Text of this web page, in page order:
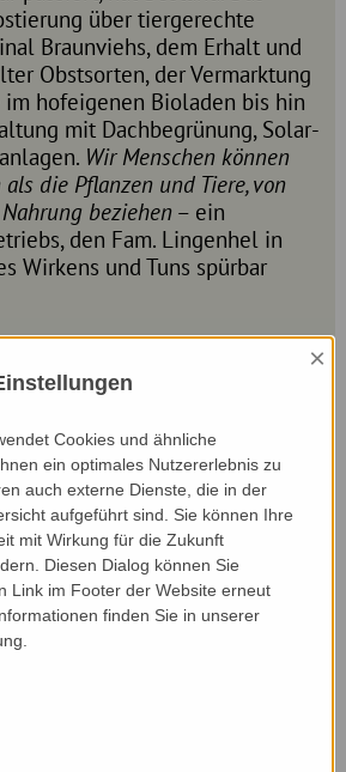
über tiergerechte
Braunviehs, dem Erhalt und
Obstsorten, der Vermarktung
hofeigenen Bioladen bis hin
mit Dachbegrünung, Solar-
Wir Menschen können
die Pflanzen und Tiere, von
beziehen– ein
den Fam. Lingenhel in
Wirkens und Tuns spürbar
×
Cookies und ähnliche
ein optimales Nutzererlebnis zu
auch externe Dienste, die in der
aufgeführt sind. Sie können Ihre
mit Wirkung für die Zukunft
Diesen Dialog können Sie
Link im Footer der Website erneut
finden Sie in unserer